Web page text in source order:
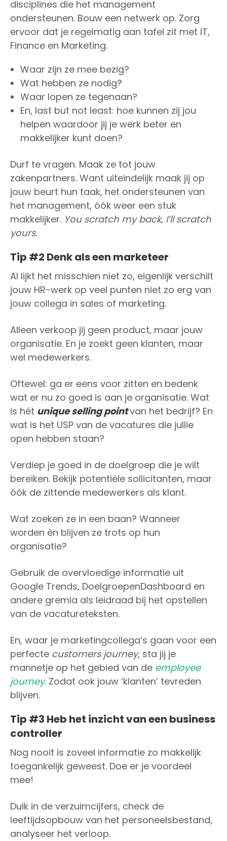
disciplines die het management
ondersteunen. Bouw een netwerk op. Zorg
ervoor dat je regelmatig aan tafel zit met IT,
Finance en Marketing.
Waar zijn ze mee bezig?
Wat hebben ze nodig?
Waar lopen ze tegenaan?
En, last but not least: hoe kunnen zij jou
helpen waardoor jij je werk beter en
makkelijker kunt doen?
Durf te vragen. Maak ze tot jouw
zakenpartners. Want uiteindelijk maak jij op
jouw beurt hun taak, het ondersteunen van
het management, óók weer een stuk
makkelijker. You scratch my back, I’ll scratch
yours.
Tip #2 Denk als een marketeer
Al lijkt het misschien niet zo, eigenlijk verschilt
jouw HR-werk op veel punten niet zo erg van
jouw collega in sales of marketing.
Alleen verkoop jij geen product, maar jouw
organisatie. En je zoekt geen klanten, maar
wel medewerkers.
Oftewel: ga er eens voor zitten en bedenk
wat er nu zo goed is aan je organisatie. Wat
is hét unique selling pointvan het bedrijf? En
wat is het USP van de vacatures die jullie
open hebben staan?
Verdiep je goed in de doelgroep die je wilt
bereiken. Bekijk potentiële sollicitanten, maar
óók de zittende medewerkers als klant.
Wat zoeken ze in een baan? Wanneer
worden èn blijven ze trots op hun
organisatie?
Gebruik de overvloedige informatie uit
Google Trends, DoelgroepenDashboard en
andere gremia als leidraad bij het opstellen
van de vacatureteksten.
En, waar je marketingcollega’s gaan voor een
perfecte customers journey, sta jij je
mannetje op het gebied van de employee
journey. Zodat ook jouw ‘klanten’ tevreden
blijven.
Tip #3 Heb het inzicht van een business
controller
Nog nooit is zoveel informatie zo makkelijk
toegankelijk geweest. Doe er je voordeel
mee!
Duik in de verzuimcijfers, check de
leeftijdsopbouw van het personeelsbestand,
analyseer het verloop.